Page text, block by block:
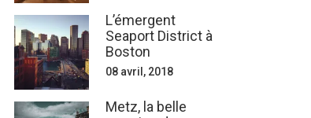
L’émergent
Seaport District à
Boston
08 avril, 2018
Metz, la belle